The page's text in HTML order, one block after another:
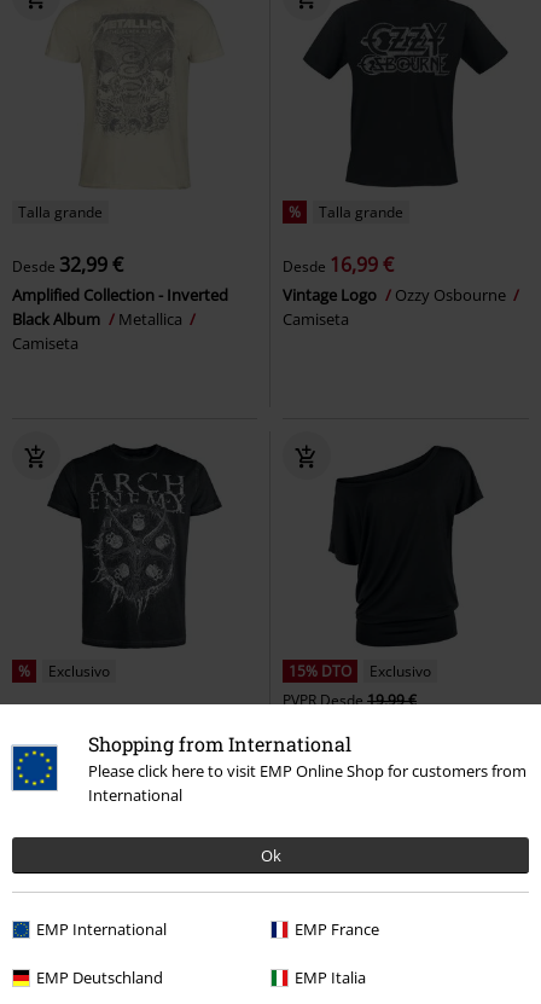
Shopping from International
Please click here to visit EMP Online Shop for customers from
International
Ok
EMP International EMP France
EMP Deutschland EMP Italia
Talla grande
Desde 32,99 €
Amplified Collection - Inverted
Black Album
Metallica
Camiseta
% Talla grande
Desde 16,99 €
Vintage Logo
Ozzy Osbourne
Camiseta
% Exclusivo
Symbol Riddick
Arch Enemy
Camiseta
15% DTO
Exclusivo
PVPRDesde19,99 €
Can You Read My Mind
EMP
Camiseta